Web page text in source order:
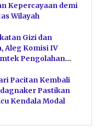
Kepercayaan demi
Wilayah
Gizi dan
Aleg Komisi IV
Pengolahan
Pacitan Kembali
Pastikan
Kendala Modal